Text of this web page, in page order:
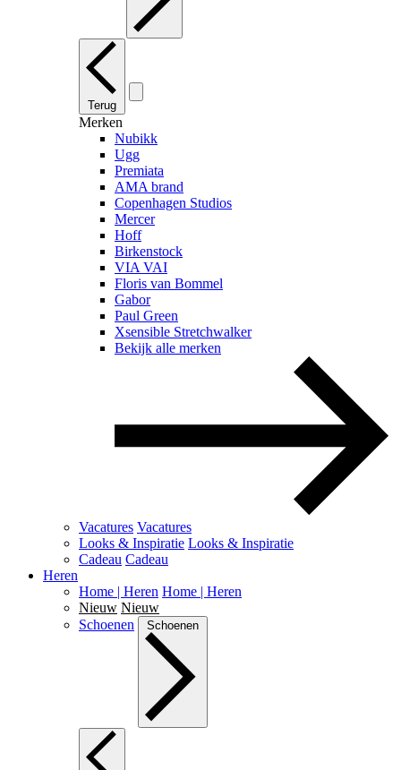
Terug
Merken
Nubikk
Ugg
Premiata
AMA brand
Copenhagen Studios
Mercer
Hoff
Birkenstock
VIA VAI
Floris van Bommel
Gabor
Paul Green
Xsensible Stretchwalker
Bekijk alle merken
Vacatures Vacatures
Looks & Inspiratie Looks & Inspiratie
Cadeau Cadeau
Heren
Home | Heren Home | Heren
Nieuw Nieuw
Schoenen
Schoenen